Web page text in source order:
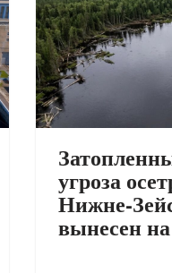
угроза
Нижне-
вынесен